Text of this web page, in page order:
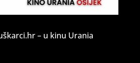
– u kinu Urania